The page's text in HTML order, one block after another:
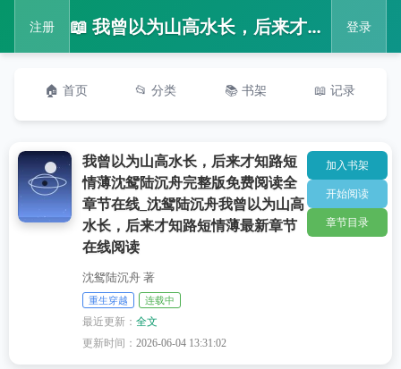
注册 📖 我曾以为山高水长，后来才知路短情薄沈鸳陆沉舟完整版免费阅读全章节在线_沈鸳陆沉舟我曾以为山高水长，后来才知路短情薄最新章节在线阅读 登录
🏠 首页 📂 分类 📚 书架 📖 记录
我曾以为山高水长，后来才知路短
情薄沈鸳陆沉舟完整版免费阅读全
章节在线_沈鸳陆沉舟我曾以为山高
水长，后来才知路短情薄最新章节
在线阅读
沈鸳陆沉舟 著
重生穿越 连载中
最近更新：全文
更新时间：2026-06-04 13:31:02
加入书架
开始阅读
章节目录